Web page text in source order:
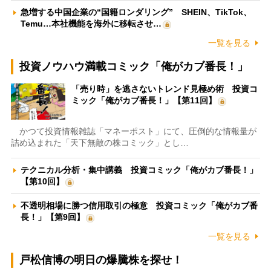
急増する中国企業の“国籍ロンダリング” SHEIN、TikTok、
Temu…本社機能を海外に移転させ…
一覧を見る
投資ノウハウ満載コミック「俺がカブ番長！」
「売り時」を逃さないトレンド見極め術 投資コ
ミック「俺がカブ番長！」【第11回】
かつて投資情報雑誌「マネーポスト」にて、圧倒的な情報量が
詰め込まれた「天下無敵の株コミック」とし…
テクニカル分析・集中講義 投資コミック「俺がカブ番長！」
【第10回】
不透明相場に勝つ信用取引の極意 投資コミック「俺がカブ番
長！」【第9回】
一覧を見る
戸松信博の明日の爆騰株を探せ！